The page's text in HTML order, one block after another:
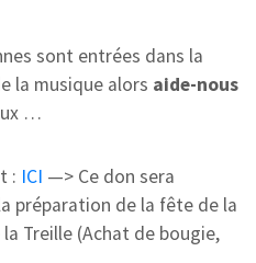
sont entrées dans la
la musique alors aide-nous
…
: ICI —> Ce don sera
préparation de la fête de la
Treille (Achat de bougie,